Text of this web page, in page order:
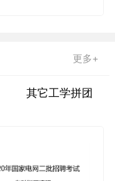
更多+
其它工学拼团